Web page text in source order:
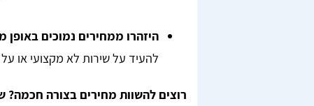
היזהרו ממחירים נמוכים באופן
להעיד על שירות לא מקצועי או על
רוצים להשוות מחירים בצורה